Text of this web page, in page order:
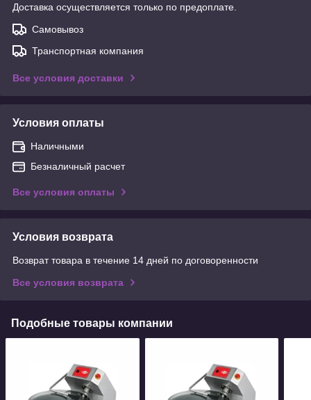
Доставка осуществляется только по предоплате.
Самовывоз
Транспортная компания
Все условия доставки
Условия оплаты
Наличными
Безналичный расчет
Все условия оплаты
Условия возврата
Возврат товара в течение 14 дней по договоренности
Все условия возврата
Подобные товары компании